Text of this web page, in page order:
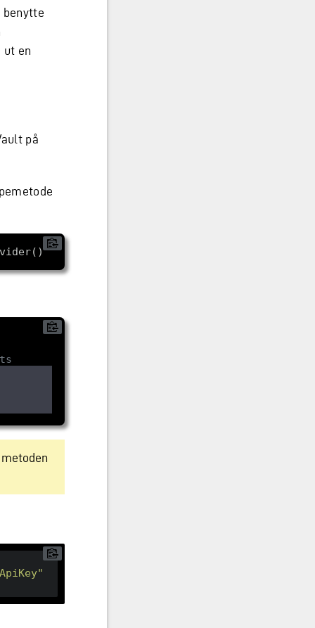
benytte
ut en
på
IHostApplicationBuilder.AddAzureKeyVaultAsConfigProvider()